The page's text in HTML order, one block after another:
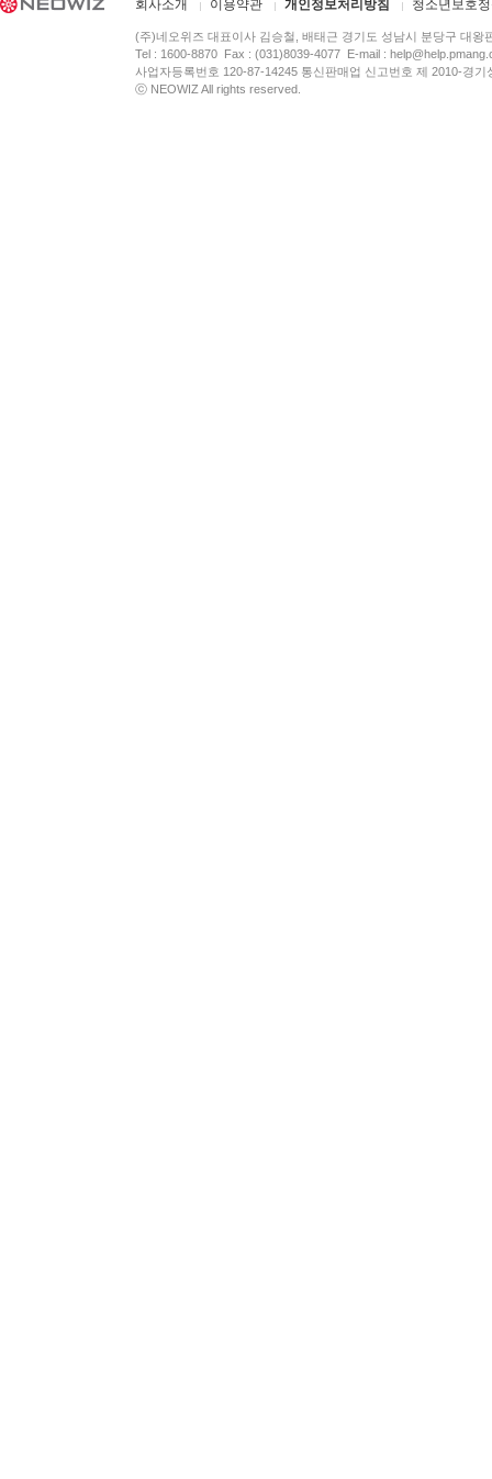
회사소개 이용약관 개인정보처리방침 청소년보호
(주)네오위즈 대표이사 김승철, 배태근 경기도 성남시 분당구 대왕
Tel : 1600-8870 Fax : (031)8039-4077 E-mail :
사업자등록번호 120-87-14245 통신판매업 신고번호 제 2010-경
ⓒ NEOWIZ All rights reserved.